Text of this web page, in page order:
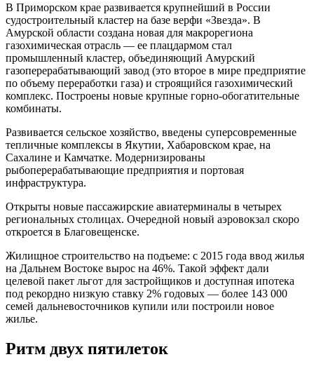
В Приморском крае развивается крупнейший в России
судостроительный кластер на базе верфи «Звезда». В
Амурской области создана новая для макрорегиона
газохимическая отрасль — ее плацдармом стал
промышленный кластер, объединяющий Амурский
газоперерабатывающий завод (это второе в мире предприятие
по объему переработки газа) и строящийся газохимический
комплекс. Построены новые крупные горно-обогатительные
комбинаты.
Развивается сельское хозяйство, введены суперсовременные
тепличные комплексы в Якутии, Хабаровском крае, на
Сахалине и Камчатке. Модернизированы
рыбоперерабатывающие предприятия и портовая
инфраструктура.
Открыты новые пассажирские авиатерминалы в четырех
региональных столицах. Очередной новый аэровокзал скоро
откроется в Благовещенске.
Жилищное строительство на подъеме: с 2015 года ввод жилья
на Дальнем Востоке вырос на 46%. Такой эффект дали
целевой пакет льгот для застройщиков и доступная ипотека
под рекордно низкую ставку 2% годовых — более 143 000
семей дальневосточников купили или построили новое
жилье.
Ритм двух пятилеток